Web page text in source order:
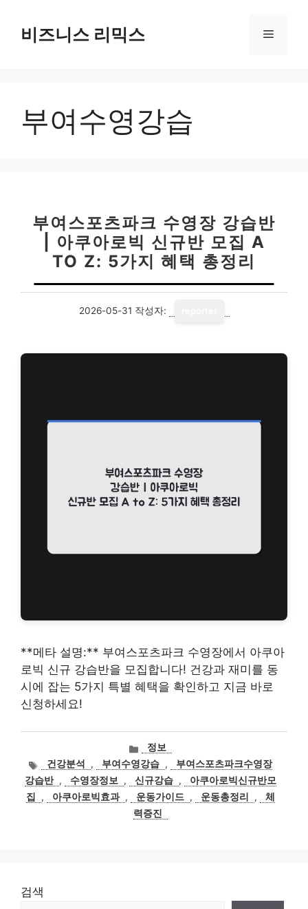
비즈니스 리믹스 메
부여수영강습
부여스포츠파크 수영장 강습반
| 아쿠아로빅 신규반 모집 A
TO Z: 5가지 혜택 총정리
2026-05-31 작성자:
**메타 설명:** 부여스포츠파크 수영장에서 아쿠아
로빅 신규 강습반을 모집합니다! 건강과 재미를 동
시에 잡는 5가지 특별 혜택을 확인하고 지금 바로
신청하세요!
카
테
고
리
정보
태
그
건강분석 , 부여수영강습 ,
부여스포츠파크수영장
강습반 , 수영장정보 , 신규강습 ,
아쿠아로빅신규반모
집
, 아쿠아로빅효과 , 운동가이드 , 운동총정리 ,
체
력증진
검색